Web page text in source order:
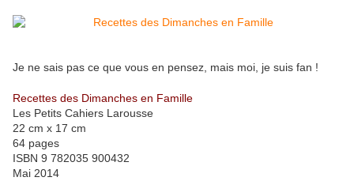
Je ne sais pas ce que vous en pensez, mais moi, je suis fan !
Recettes des Dimanches en Famille
Les Petits Cahiers Larousse
22 cm x 17 cm
64 pages
ISBN 9 782035 900432
Mai 2014